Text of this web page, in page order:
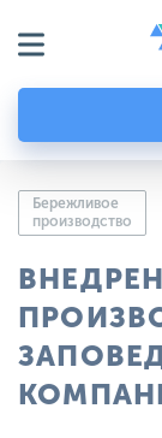
Бережливое
производство